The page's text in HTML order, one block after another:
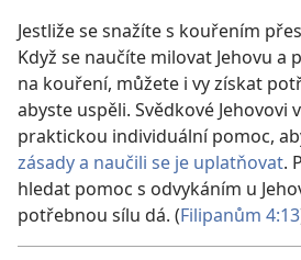
Jestliže se snažíte s kouřením
Když se naučíte milovat Jehovu a
na kouření, můžete i vy získat
abyste uspěli. Svědkové Jehovovi
praktickou individuální pomoc,
zásady a naučili se je uplatňovat.
hledat pomoc s odvykáním u
potřebnou sílu dá. (Filipanům 4:13